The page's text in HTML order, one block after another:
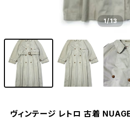
1/13
ヴィンテージ レトロ 古着